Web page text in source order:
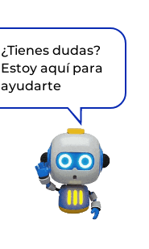
¿Tienes dudas?
Estoy aquí para
ayudarte